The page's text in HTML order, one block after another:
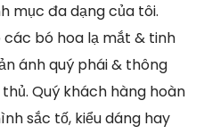
mục đa dạng của tôi.
bó hoa lạ mắt & tinh
ánh quý phái & thông
Quý khách hàng hoàn
sắc tố, kiểu dáng hay